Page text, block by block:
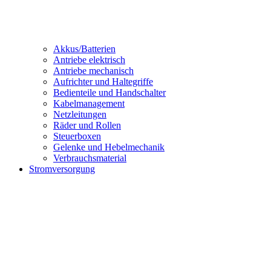
Akkus/Batterien
Antriebe elektrisch
Antriebe mechanisch
Aufrichter und Haltegriffe
Bedienteile und Handschalter
Kabelmanagement
Netzleitungen
Räder und Rollen
Steuerboxen
Gelenke und Hebelmechanik
Verbrauchsmaterial
Stromversorgung